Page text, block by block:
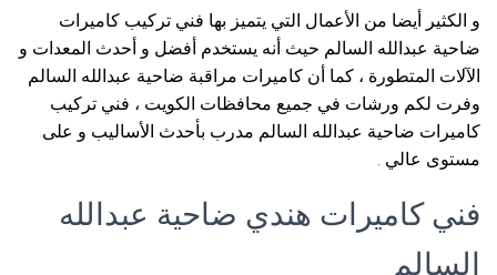
و الكثير أيضا من الأعمال التي يتميز بها فني تركيب كاميرات
ضاحية عبدالله السالم حيث أنه يستخدم أفضل و أحدث المعدات و
الآلات المتطورة ، كما أن كاميرات مراقبة ضاحية عبدالله السالم
وفرت لكم ورشات في جميع محافظات الكويت ، فني تركيب
كاميرات ضاحية عبدالله السالم مدرب بأحدث الأساليب و على
مستوى عالي .
فني كاميرات هندي ضاحية عبدالله
السالم